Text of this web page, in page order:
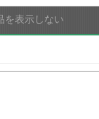
を表示しない